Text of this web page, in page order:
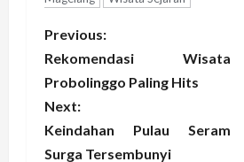
P
o
s
t
Previous:
Rekomendasi Wisata
Probolinggo Paling Hits
Next:
Keindahan Pulau Seram
Surga Tersembunyi